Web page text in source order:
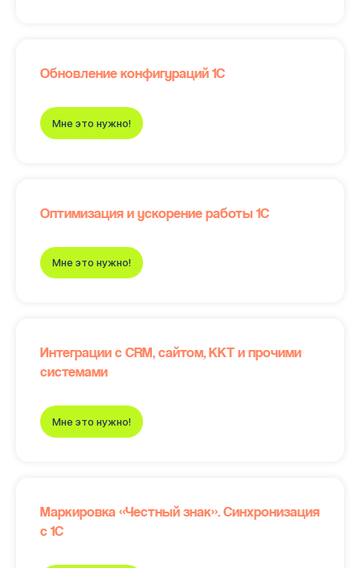
Обновление конфигураций 1С
Мне это нужно!
Оптимизация и ускорение работы 1С
Мне это нужно!
Интеграции с CRM, сайтом, ККТ и прочими
системами
Мне это нужно!
Маркировка «Честный знак». Синхронизация
с 1С